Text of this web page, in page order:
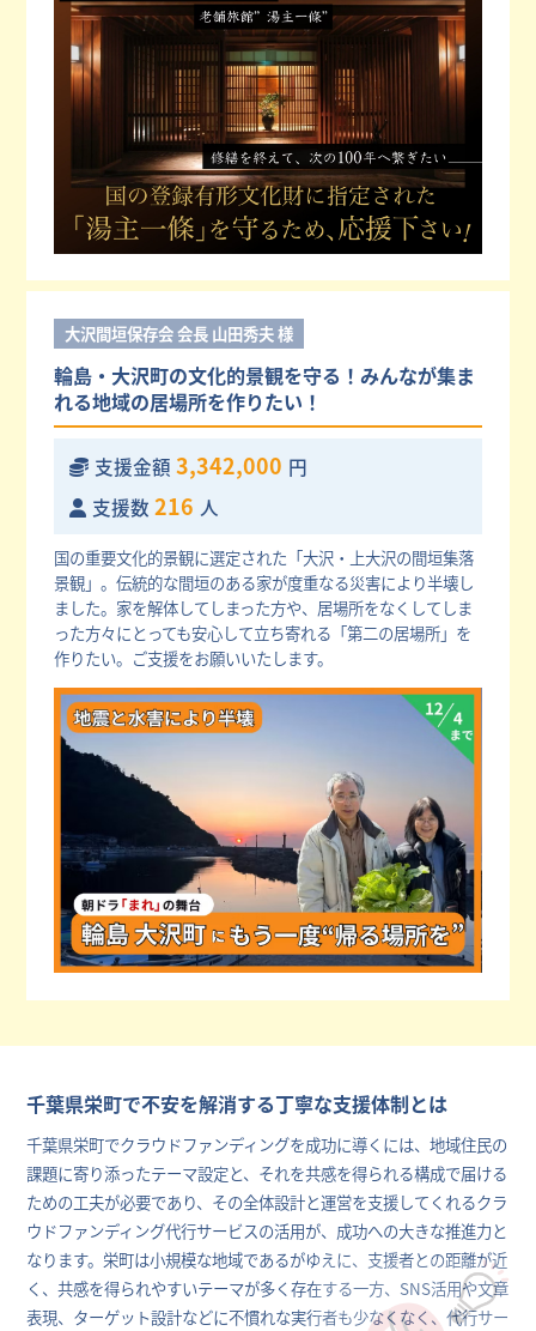
大沢間垣保存会 会長 山田秀夫 様
輪島・大沢町の文化的景観を守る！みんなが集ま
れる地域の居場所を作りたい！
支援金額 3,342,000 円
支援数 216 人
国の重要文化的景観に選定された「大沢・上大沢の間垣集落
景観」。伝統的な間垣のある家が度重なる災害により半壊し
ました。家を解体してしまった方や、居場所をなくしてしま
った方々にとっても安心して立ち寄れる「第二の居場所」を
作りたい。ご支援をお願いいたします。
千葉県栄町で不安を解消する丁寧な支援体制とは
千葉県栄町でクラウドファンディングを成功に導くには、地域住民の
課題に寄り添ったテーマ設定と、それを共感を得られる構成で届ける
ための工夫が必要であり、その全体設計と運営を支援してくれるクラ
ウドファンディング代行サービスの活用が、成功への大きな推進力と
なります。栄町は小規模な地域であるがゆえに、支援者との距離が近
く、共感を得られやすいテーマが多く存在する一方、SNS活用や文章
表現、ターゲット設計などに不慣れな実行者も少なくなく、代行サー